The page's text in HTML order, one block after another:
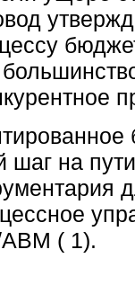
на
АВМ ( 1).